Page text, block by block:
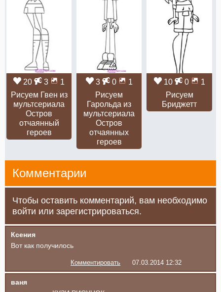
20 3
1
Рисуем Гвен из
мультсериала
Остров
отчаянный
героев
3 0
1
Рисуем
Гарольда из
мультсериала
Остров
отчаянных
героев
10 0
1
Рисуем
Бриджетт
Комментарии
Чтобы оставить комментарий, вам необходимо
войти или зарегистрироваться.
Ксения
Вот как получилось
Комментировать 07.03.2014 12:32
ваня